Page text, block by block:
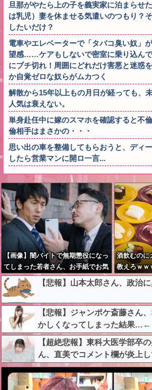
旦那がやたら上の子を義実家に泊まらせ
は乳児）妻を休ませる気遣いのつもり？
したいだけ？
電車やエレベーターで「タバコ臭い奴」
望感……ケアもしないで密室に乗り込ん
にブチ切れ！周囲にどれだけ害悪と迷惑
か自覚ゼロな奴らがムカつく
解散から15年以上もの月日が経っても、
人気は衰えない。
単身赴任中に嫁のスマホを確認すると不
倫相手はまさかの・・・
思い出の車を整備してもらおうと、ディ
したら営業マンに開ロ一言...
【画像】闇バイトで無期懲役になっ
てしまった若者さん、お手紙でお気
持ち表明した結果本当に自分で書い
たの？と疑惑が集中してしまう…
酒飲むのに
教えろｗｗ
【悲報】山本太郎さん、政治
【悲報】ジャンポケ斎藤さん
かしくなってしまった結果…←
ね…？
【超絶悲報】東科大医学部卒
ん、直美でコメント欄が炎上